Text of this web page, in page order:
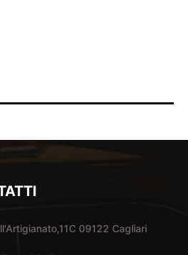
09122 Cagliari